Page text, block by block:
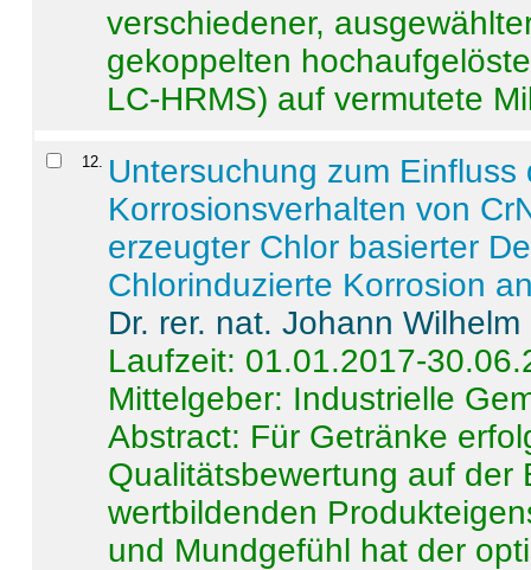
verschiedener,
gekoppelten
LC-HRMS) auf vermutete
12
Untersuchung zum
Korrosionsverhalten von
erzeugter Chlor basierter
Chlorinduzierte Korrosion
Dr. rer. nat. Johann
Laufzeit: 01.01.2017-
Mittelgeber: Industrielle
Abstract: Für Getränke
Qualitätsbewertung auf der
wertbildenden
und Mundgefühl hat der